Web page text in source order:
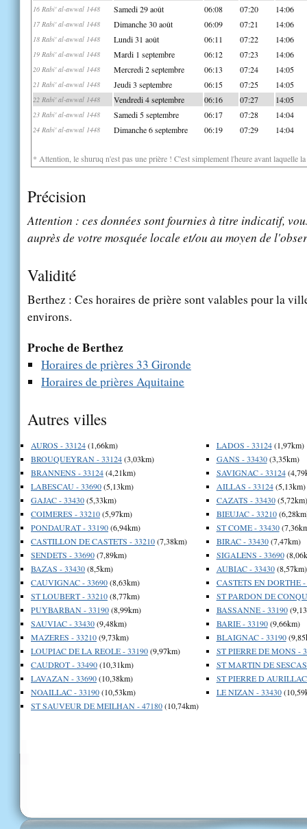
16 Rabi' al-awwal 1448 Samedi 29 août 06:08 07:20 14:06
17 Rabi' al-awwal 1448 Dimanche 30 août 06:09 07:21 14:06
18 Rabi' al-awwal 1448 Lundi 31 août 06:11 07:22 14:06
19 Rabi' al-awwal 1448 Mardi 1 septembre 06:12 07:23 14:06
20 Rabi' al-awwal 1448 Mercredi 2 septembre 06:13 07:24 14:05
21 Rabi' al-awwal 1448 Jeudi 3 septembre 06:15 07:25 14:05
22 Rabi' al-awwal 1448 Vendredi 4 septembre 06:16 07:27 14:05
23 Rabi' al-awwal 1448 Samedi 5 septembre 06:17 07:28 14:04
24 Rabi' al-awwal 1448 Dimanche 6 septembre 06:19 07:29 14:04
* Attention, le shuruq n'est pas une prière ! C'est simplement l'heure avant laquelle
Précision
Attention : ces données sont fournies à titre indicatif,
auprès de votre mosquée locale et/ou au moyen de
Validité
Berthez : Ces horaires de prière sont valables pour la
environs.
Proche de Berthez
Horaires de prières 33 Gironde
Horaires de prières Aquitaine
Autres villes
AUROS - 33124(1,66km)
BROUQUEYRAN - 33124(3,03km)
BRANNENS - 33124(4,21km)
LABESCAU - 33690(5,13km)
GAJAC - 33430(5,33km)
COIMERES - 33210(5,97km)
PONDAURAT - 33190(6,94km)
CASTILLON DE CASTETS - 33210(7,38km)
SENDETS - 33690(7,89km)
BAZAS - 33430(8,5km)
CAUVIGNAC - 33690(8,63km)
ST LOUBERT - 33210(8,77km)
PUYBARBAN - 33190(8,99km)
SAUVIAC - 33430(9,48km)
MAZERES - 33210(9,73km)
LOUPIAC DE LA REOLE - 33190(9,97km)
CAUDROT - 33490(10,31km)
LAVAZAN - 33690(10,38km)
NOAILLAC - 33190(10,53km)
ST SAUVEUR DE MEILHAN - 47180(10,74km)
LADOS - 33124(1,97km)
GANS - 33430(3,35km)
SAVIGNAC - 33124
AILLAS - 33124(5,13km)
CAZATS - 33430(5,72km)
BIEUJAC - 33210
ST COME - 33430
BIRAC - 33430(7,47km)
SIGALENS - 33690
AUBIAC - 33430(8,57km)
CASTETS EN DORTHE -
ST PARDON DE
BASSANNE - 33190
BARIE - 33190(9,66km)
BLAIGNAC - 33190
ST PIERRE DE MONS -
ST MARTIN DE
ST PIERRE D
LE NIZAN - 33430